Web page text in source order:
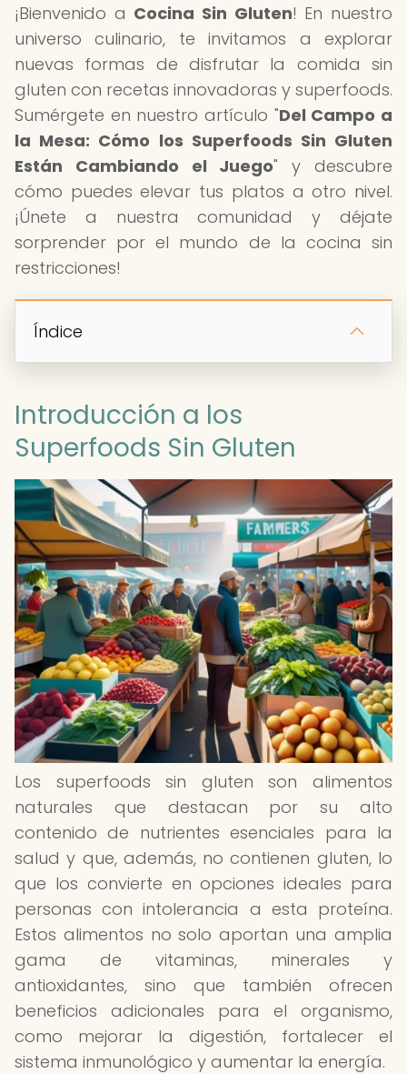
¡Bienvenido a Cocina Sin Gluten! En nuestro
universo culinario, te invitamos a explorar
nuevas formas de disfrutar la comida sin
gluten con recetas innovadoras y superfoods.
Sumérgete en nuestro artículo "Del Campo a
la Mesa: Cómo los Superfoods Sin Gluten
Están Cambiando el Juego" y descubre
cómo puedes elevar tus platos a otro nivel.
¡Únete a nuestra comunidad y déjate
sorprender por el mundo de la cocina sin
restricciones!
Índice
Introducción a los
Superfoods Sin Gluten
Los superfoods sin gluten son alimentos
naturales que destacan por su alto
contenido de nutrientes esenciales para la
salud y que, además, no contienen gluten, lo
que los convierte en opciones ideales para
personas con intolerancia a esta proteína.
Estos alimentos no solo aportan una amplia
gama de vitaminas, minerales y
antioxidantes, sino que también ofrecen
beneficios adicionales para el organismo,
como mejorar la digestión, fortalecer el
sistema inmunológico y aumentar la energía.